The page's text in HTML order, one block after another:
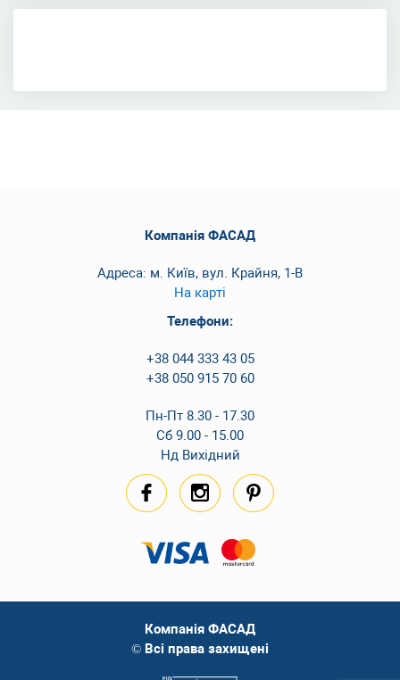
Компанія ФАСАД
Адреса: м. Київ, вул. Крайня, 1-В
На карті
Телефони:
+38 044 333 43 05
+38 050 915 70 60
Пн-Пт 8.30 - 17.30
Сб 9.00 - 15.00
Нд Вихідний
Компанія ФАСАД
© Всі права захищені